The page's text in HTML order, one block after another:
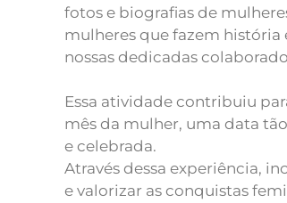
fotos e biografias de
mulheres que fazem
nossas dedicadas
Essa atividade contribuiu
mês da mulher, uma data
e celebrada.
Através dessa experiência,
e valorizar as conquistas